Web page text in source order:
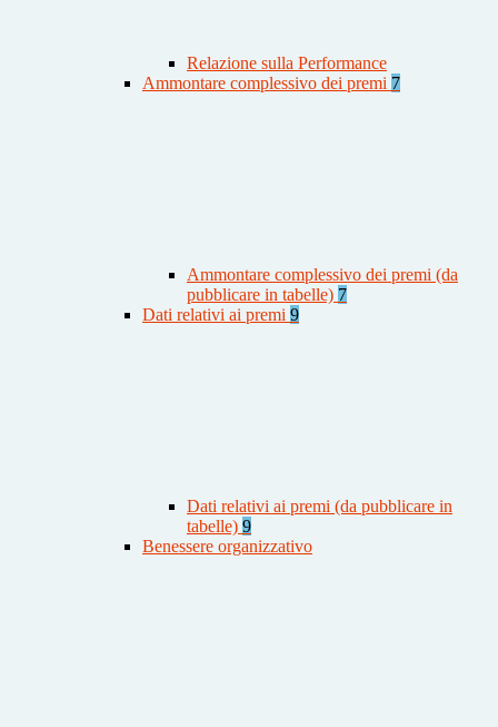
Relazione sulla Performance
Ammontare complessivo dei premi 7
Ammontare complessivo dei premi (da
pubblicare in tabelle) 7
Dati relativi ai premi 9
Dati relativi ai premi (da pubblicare in
tabelle) 9
Benessere organizzativo